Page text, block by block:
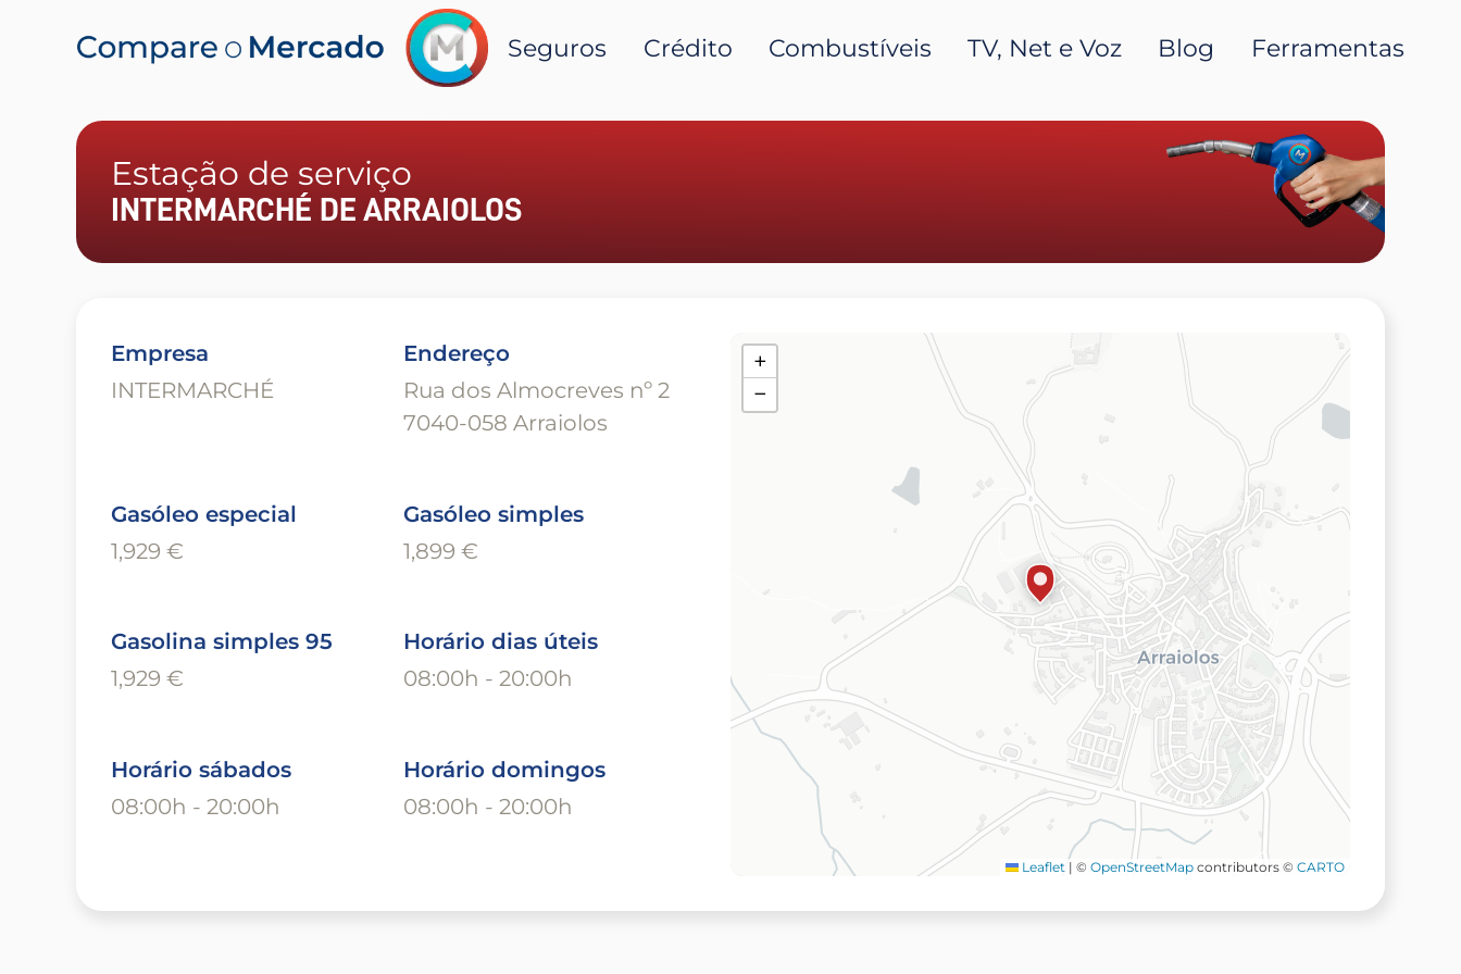
Seguros Crédito Combustíveis TV, Net e Voz Blog Ferramentas
Estação de serviço
INTERMARCHÉ DE ARRAIOLOS
Empresa
INTERMARCHÉ
Endereço
Rua dos Almocreves nº 2
7040-058 Arraiolos
Gasóleo especial
1,929 €
Gasóleo simples
1,899 €
Gasolina simples 95
1,929 €
Horário dias úteis
08:00h - 20:00h
Horário sábados
08:00h - 20:00h
Horário domingos
08:00h - 20:00h
+
−
Leaflet | © OpenStreetMap contributors © CARTO